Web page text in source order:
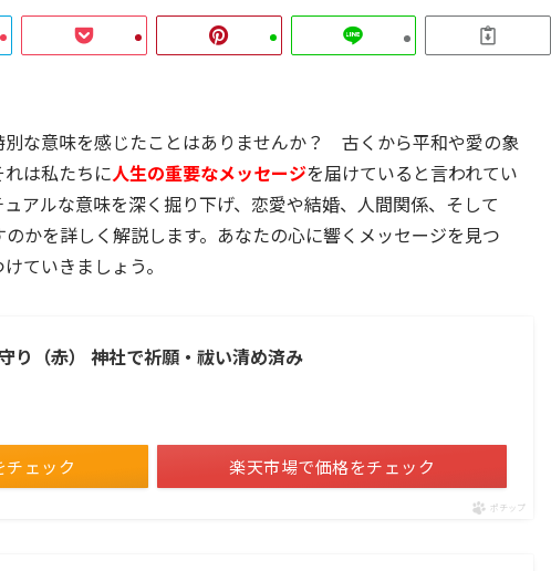
な意味を感じたことはありませんか？ 古くから平和や愛の象
は私たちに人生の重要なメッセージを届けていると言われてい
アルな意味を深く掘り下げ、恋愛や結婚、人間関係、そして
かを詳しく解説します。あなたの心に響くメッセージを見つ
ていきましょう。
り（赤） 神社で祈願・祓い清め済み
ェック 楽天市場で価格をチェック
ポチップ